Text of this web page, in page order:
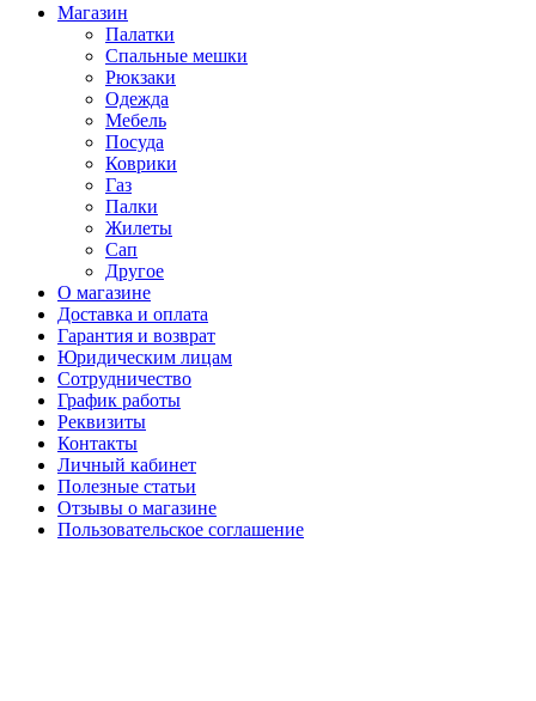
Магазин
Палатки
Спальные мешки
Рюкзаки
Одежда
Мебель
Посуда
Коврики
Газ
Палки
Жилеты
Сап
Другое
О магазине
Доставка и оплата
Гарантия и возврат
Юридическим лицам
Сотрудничество
График работы
Реквизиты
Контакты
Личный кабинет
Полезные статьи
Отзывы о магазине
Пользовательское соглашение